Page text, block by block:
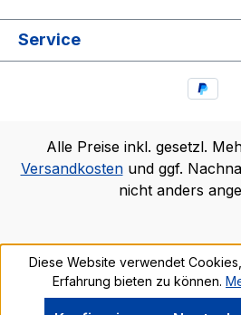
Service
Alle Preise inkl. gesetzl.
Versandkostenund ggf.
nicht anders
Diese Website verwendet
Erfahrung bieten zu können.